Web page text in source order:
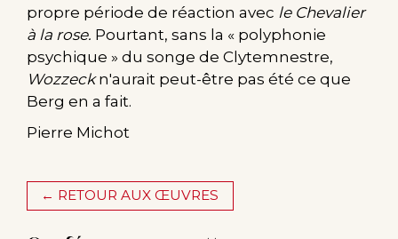
propre période de réaction avec le Chevalier
à la rose. Pourtant, sans la « polyphonie
psychique » du songe de Clytemnestre,
Wozzeckn'aurait peut-être pas été ce que
Berg en a fait.
Pierre Michot
← RETOUR AUX ŒUVRES